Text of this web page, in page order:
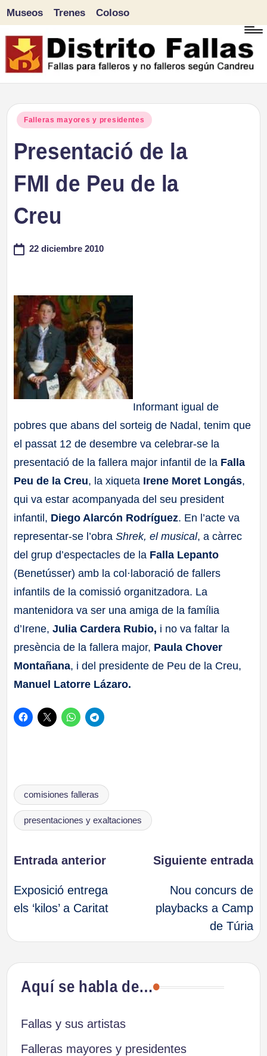
Saltar
al
Museos Trenes Coloso
Publicado
Falleras mayores y presidentes
Presentació de la
FMI de Peu de la
Creu
22 diciembre 2010
Informant igual de
pobres que abans del sorteig de Nadal, tenim que
el passat 12 de desembre va celebrar-se la
presentació de la fallera major infantil de la Falla
Peu de la Creu, la xiqueta Irene Moret Longás,
qui va estar acompanyada del seu president
infantil, Diego Alarcón Rodríguez. En l’acte va
representar-se l’obraShrek, el musical, a càrrec
del grup d’espectacles de la Falla Lepanto
(Benetússer) amb la col·laboració de fallers
infantils de la comissió organitzadora. La
mantenidora va ser una amiga de la família
d’Irene,Julia Cardera Rubio, i no va faltar la
presència de la fallera major, Paula Chover
Montañana, i del presidente de Peu de la Creu,
Manuel Latorre Lázaro.
Etiquetas:
comisiones falleras
presentaciones y exaltaciones
Navegación
de
entradas
Entrada anterior
Exposició entrega
els ‘kilos’ a Caritat
Siguiente entrada
Nou concurs de
playbacks a Camp
de Túria
Aquí se habla de…
Fallas y sus artistas
Falleras mayores y presidentes